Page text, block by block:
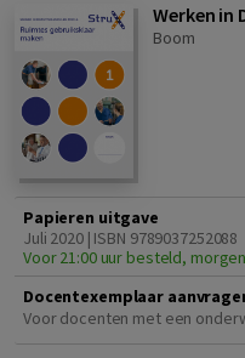
Werken in
Boom
Papieren uitgave
Juli 2020 | ISBN 9789037252088
Voor 21:00 uur besteld,
Docentexemplaar
Voor docenten met een